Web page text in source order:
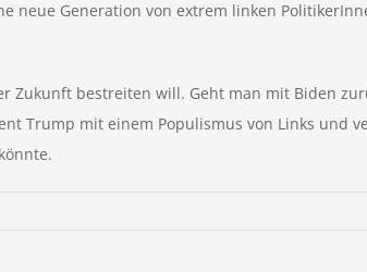
neue Generation von extrem linken
Zukunft bestreiten will. Geht man mit Biden
Trump mit einem Populismus von Links und